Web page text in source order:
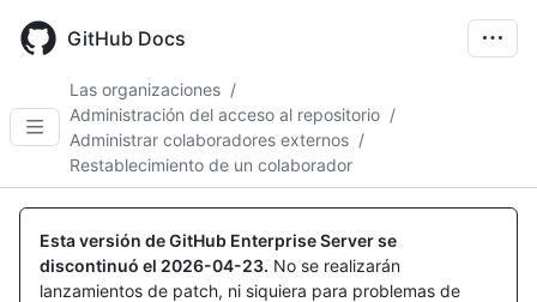
main
GitHub Docs
Las organizaciones /
Administración del acceso al repositorio /
Administrar colaboradores externos /
Restablecimiento de un colaborador
Esta versión de GitHub Enterprise Server se
discontinuó el 2026-04-23. No se realizarán
lanzamientos de patch, ni siquiera para problemas de